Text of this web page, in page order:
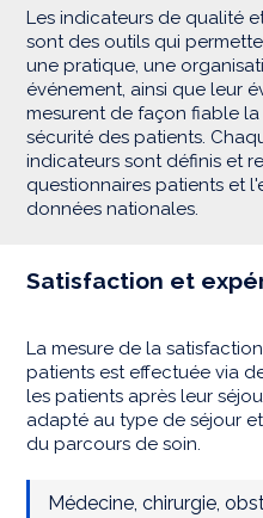
Les indicateurs de qualité
sont des outils qui
une pratique, une
événement, ainsi que leur
mesurent de façon fiable
sécurité des patients.
indicateurs sont définis et
questionnaires patients et
données nationales.
Satisfaction et
La mesure de la
patients est effectuée via
les patients après leur
adapté au type de séjour
du parcours de soin.
Médecine, chirurgie,